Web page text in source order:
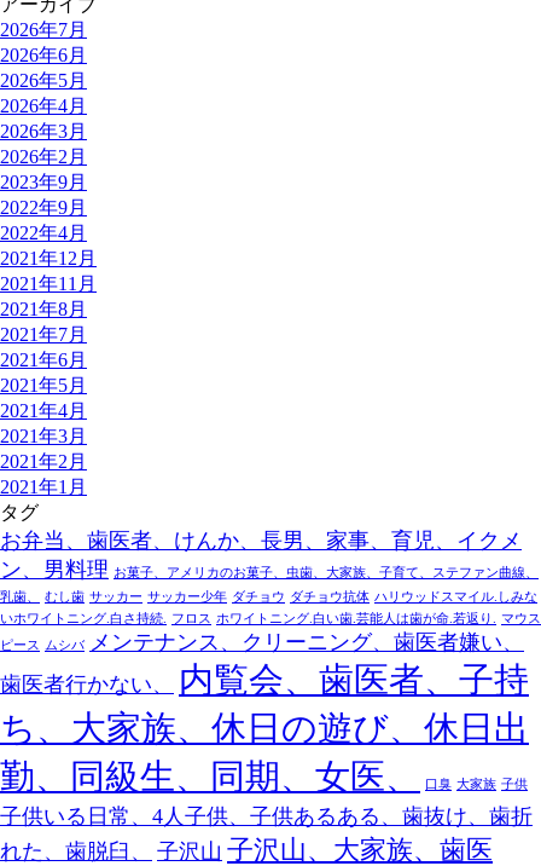
アーカイブ
2026年7月
2026年6月
2026年5月
2026年4月
2026年3月
2026年2月
2023年9月
2022年9月
2022年4月
2021年12月
2021年11月
2021年8月
2021年7月
2021年6月
2021年5月
2021年4月
2021年3月
2021年2月
2021年1月
タグ
お弁当、歯医者、けんか、長男、家事、育児、イクメ
ン、男料理 お菓子、アメリカのお菓子、虫歯、大家族、子育て、ステファン曲線、
乳歯、
むし歯 サッカー サッカー少年 ダチョウ ダチョウ抗体 ハリウッドスマイル.しみな
いホワイトニング.白さ持続.
フロス ホワイトニング.白い歯.芸能人は歯が命.若返り.
マウス
ピース
ムシバ メンテナンス、クリーニング、歯医者嫌い、
歯医者行かない、
内覧会、歯医者、子持
ち、大家族、休日の遊び、休日出
勤、同級生、同期、女医、
口臭 大家族 子供
子供いる日常、4人子供、子供あるある、歯抜け、歯折
れた、歯脱臼、
子沢山 子沢山、大家族、歯医